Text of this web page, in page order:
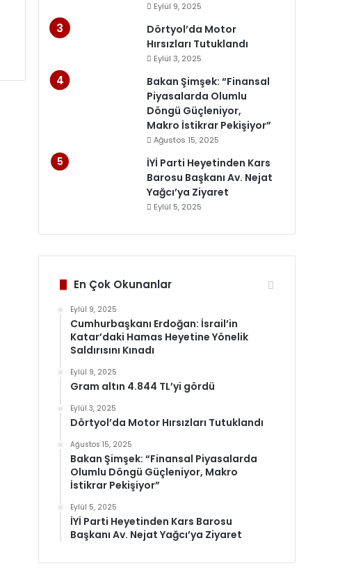
Eylül 9, 2025
Dörtyol’da Motor
Hırsızları Tutuklandı
Eylül 3, 2025
Bakan Şimşek: “Finansal
Piyasalarda Olumlu
Döngü Güçleniyor,
Makro İstikrar Pekişiyor”
Ağustos 15, 2025
İYİ Parti Heyetinden Kars
Barosu Başkanı Av. Nejat
Yağcı’ya Ziyaret
Eylül 5, 2025
En Çok Okunanlar
Eylül 9, 2025
Cumhurbaşkanı Erdoğan: İsrail’in
Katar’daki Hamas Heyetine Yönelik
Saldırısını Kınadı
Eylül 9, 2025
Gram altın 4.844 TL’yi gördü
Eylül 3, 2025
Dörtyol’da Motor Hırsızları Tutuklandı
Ağustos 15, 2025
Bakan Şimşek: “Finansal Piyasalarda
Olumlu Döngü Güçleniyor, Makro
İstikrar Pekişiyor”
Eylül 5, 2025
İYİ Parti Heyetinden Kars Barosu
Başkanı Av. Nejat Yağcı’ya Ziyaret